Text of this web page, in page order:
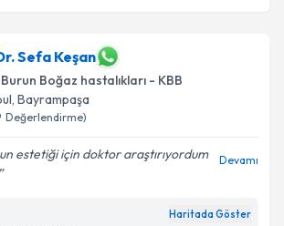
Sefa Keşan
Boğaz hastalıkları - KBB
, Bayrampaşa
Değerlendirme)
estetiği için doktor araştırıyordum
Devamı
Haritada Göster